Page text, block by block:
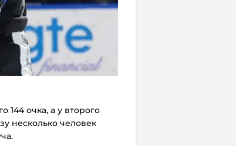
144 очка, а у второго
несколько человек